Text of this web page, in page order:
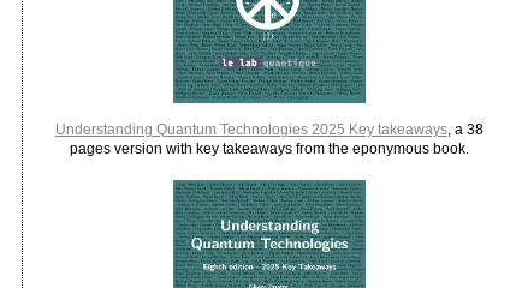
Understanding Quantum Technologies 2025 Key takeaways, a 38
pages version with key takeaways from the eponymous book.